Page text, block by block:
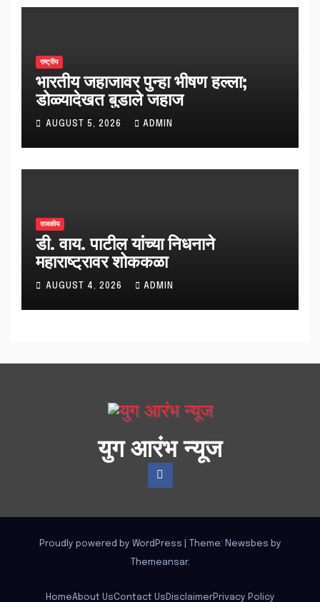
राष्ट्रीय
भारतीय जहाजावर पुन्हा भीषण हल्ला;
डोळ्यादेखत बुडाले जहाज
AUGUST 5, 2026 ADMIN
राजकीय
डी. वाय. पाटील यांच्या निधनाने
महाराष्ट्रावर शोककळा
AUGUST 4, 2026 ADMIN
युग आरंभ न्यूज
Proudly powered by WordPress Theme: Newsbes by
Themeansar.
HomeAbout UsContact Us DisclaimerPrivacy Policy